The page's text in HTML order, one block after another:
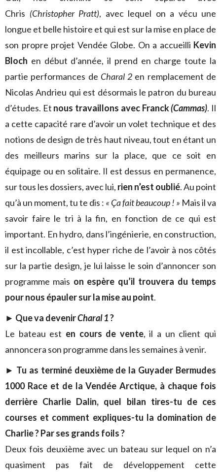
Chris (Christopher Pratt), avec lequel on a vécu une
longue et belle histoire et qui est sur la mise en place de
son propre projet Vendée Globe. On a accueilli Kevin
Bloch en début d’année, il prend en charge toute la
partie performances de Charal 2 en remplacement de
Nicolas Andrieu qui est désormais le patron du bureau
d’études. Et nous travaillons avec Franck(Cammas). Il
a cette capacité rare d’avoir un volet technique et des
notions de design de très haut niveau, tout en étant un
des meilleurs marins sur la place, que ce soit en
équipage ou en solitaire. Il est dessus en permanence,
sur tous les dossiers, avec lui, rien n’est oublié. Au point
qu’à un moment, tu te dis : « Ça fait beaucoup ! » Mais il va
savoir faire le tri à la fin, en fonction de ce qui est
important. En hydro, dans l’ingénierie, en construction,
il est incollable, c’est hyper riche de l’avoir à nos côtés
sur la partie design, je lui laisse le soin d’annoncer son
programme mais on espère qu’il trouvera du temps
pour nous épauler sur la mise au point.
► Que va devenirCharal 1?
Le bateau est en cours de vente, il a un client qui
annoncera son programme dans les semaines à venir.
► Tu as terminé deuxième de la Guyader Bermudes
1000 Race et de la Vendée Arctique, à chaque fois
derrière Charlie Dalin, quel bilan tires-tu de ces
courses et comment expliques-tu la domination de
Charlie ? Par ses grands foils ?
Deux fois deuxième avec un bateau sur lequel on n’a
quasiment pas fait de développement cette